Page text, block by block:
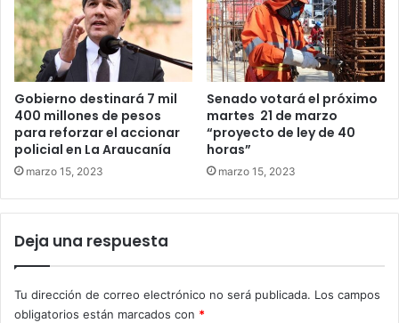
Gobierno destinará 7 mil
400 millones de pesos
para reforzar el accionar
policial en La Araucanía
marzo 15, 2023
Senado votará el próximo
martes 21 de marzo
“proyecto de ley de 40
horas”
marzo 15, 2023
Deja una respuesta
Tu dirección de correo electrónico no será publicada. Los campos
obligatorios están marcados con *